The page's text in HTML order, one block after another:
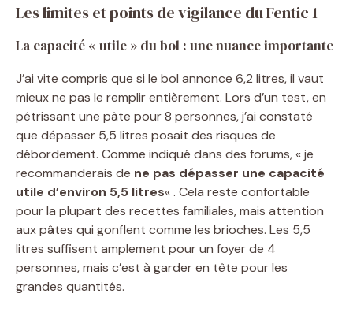
Les limites et points de vigilance du Fentic 1
La capacité « utile » du bol : une nuance importante
J’ai vite compris que si le bol annonce 6,2 litres, il vaut
mieux ne pas le remplir entièrement. Lors d’un test, en
pétrissant une pâte pour 8 personnes, j’ai constaté
que dépasser 5,5 litres posait des risques de
débordement. Comme indiqué dans des forums, « je
recommanderais de ne pas dépasser une capacité
utile d’environ 5,5 litres« . Cela reste confortable
pour la plupart des recettes familiales, mais attention
aux pâtes qui gonflent comme les brioches. Les 5,5
litres suffisent amplement pour un foyer de 4
personnes, mais c’est à garder en tête pour les
grandes quantités.